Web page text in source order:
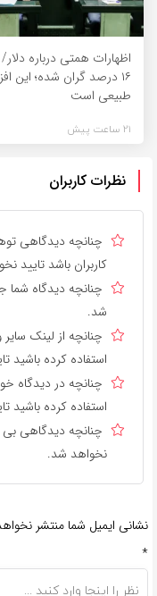
اظهارات همتی درباره دلار/
۱۶ درصد گران شده؛ این
طبیعی است
21 ساعت پیش
نظرات کاربران
چنانچه دیدگاهی
کاربران باشد تایید
چنانچه دیدگاه شما
شد.
چنانچه از لینک
استفاده کرده باشید
چنانچه در دیدگاه
استفاده کرده باشید
چنانچه دیدگاهی
نخواهد شد.
نشانی ایمیل شما منتشر
*